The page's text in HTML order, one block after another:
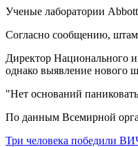
Ученые лаборатории
Согласно сообщению,
Директор Национального
однако выявление нового
"Нет оснований
По данным Всемирной
Три человека победили